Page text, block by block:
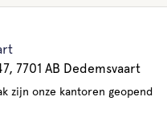
7701 AB Dedemsvaart
zijn onze kantoren geopend